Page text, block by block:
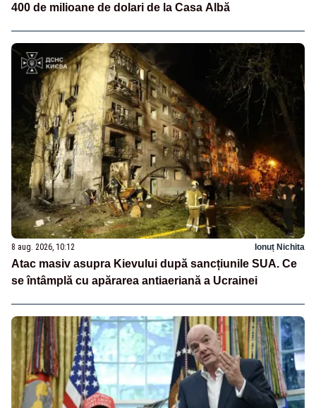
400 de milioane de dolari de la Casa Albă
8 aug. 2026, 10:12 Ionuț Nichita
Atac masiv asupra Kievului după sancțiunile SUA. Ce
se întâmplă cu apărarea antiaeriană a Ucrainei